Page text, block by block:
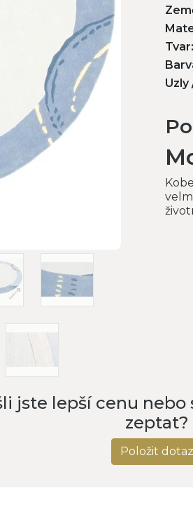
Tvar:
Uzly
jste lepší cenu nebo
zeptat?
Položit dotaz